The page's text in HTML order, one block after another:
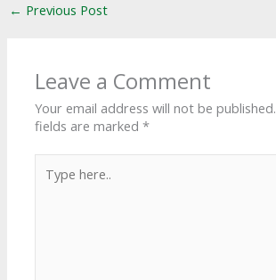
← Previous Post
Leave a Comment
Your email address will not be published.
fields are marked*
here..